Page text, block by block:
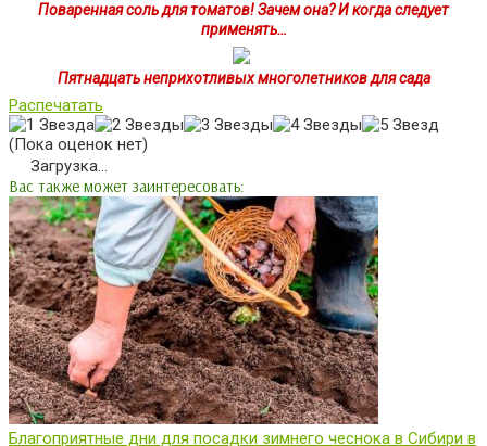
Поваренная соль для томатов! Зачем она? И когда следует
применять…
Пятнадцать неприхотливых многолетников для сада
Распечатать
(Пока оценок нет)
Загрузка...
Вас также может заинтересовать:
Благоприятные дни для посадки зимнего чеснока в Сибири в